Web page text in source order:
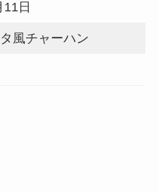
11日
風チャーハン